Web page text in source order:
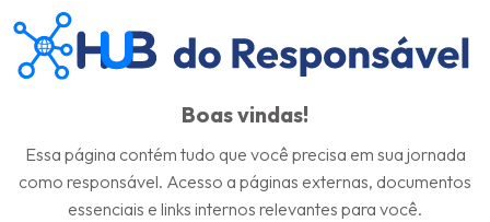
Boas vindas!
Essa página contém tudo que você precisa em sua jornada
como responsável. Acesso a páginas externas, documentos
essenciais e links internos relevantes para você.